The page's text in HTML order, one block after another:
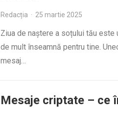
Redacția · 25 martie 2025
Ziua de naștere a soțului tău
de mult înseamnă pentru tine.
mesaj…
Mesaje criptate – ce